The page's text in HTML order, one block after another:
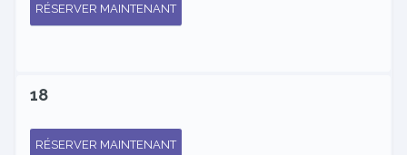
RÉSERVER MAINTENANT
18
RÉSERVER MAINTENANT